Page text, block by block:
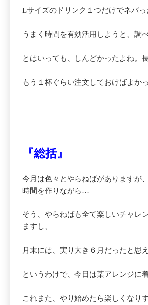
Lサイズのドリンク１つだけでネバっ
うまく時間を有効活用しようと、調
とはいっても、しんどかったよね。
もう１杯ぐらい注文しておけばよかっ
『総括』
今月は色々とやらねばがありますが
時間を作りながら…
そう、やらねばも全て楽しいチャレ
ますし、
月末には、実り大き６月だったと思
というわけで、今日は某アレンジに
これまた、やり始めたら楽しくなり